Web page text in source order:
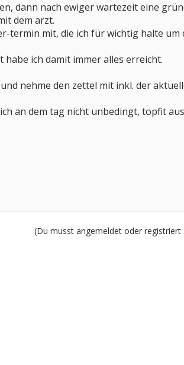
dann nach ewiger wartezeit eine
dem arzt.
termin mit, die ich für wichtig halte um
ich damit immer alles erreicht.
nehme den zettel mit inkl. der
an dem tag nicht unbedingt, topfit
(Du musst angemeldet oder